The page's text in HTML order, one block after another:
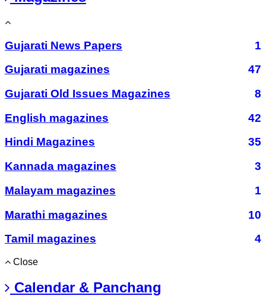
Gujarati News Papers
1
Gujarati magazines
47
Gujarati Old Issues Magazines
8
English magazines
42
Hindi Magazines
35
Kannada magazines
3
Malayam magazines
1
Marathi magazines
10
Tamil magazines
4
Close
Calendar & Panchang